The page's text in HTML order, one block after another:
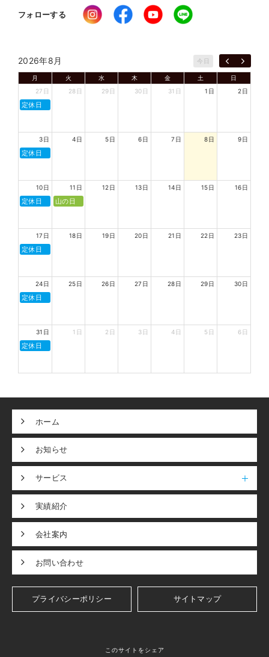
フォローする
2026年8月 今日
月 火 水 木 金 土
日
27日
定休日
28日 29日 30日 31日 1日 2日
3日
定休日
4日 5日 6日 7日 8日 9日
10日
定休日
11日
山の日
12日 13日 14日 15日 16日
17日
定休日
18日 19日 20日 21日 22日 23日
24日
定休日
25日 26日 27日 28日 29日 30日
31日
定休日
1日 2日 3日 4日 5日 6日
ホーム
お知らせ
サービス
実績紹介
会社案内
お問い合わせ
プライバシーポリシー サイトマップ
このサイトをシェア